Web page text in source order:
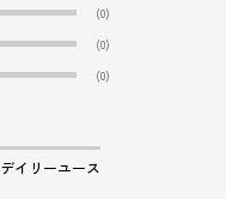
(0)
(0)
(0)
デイリーユース